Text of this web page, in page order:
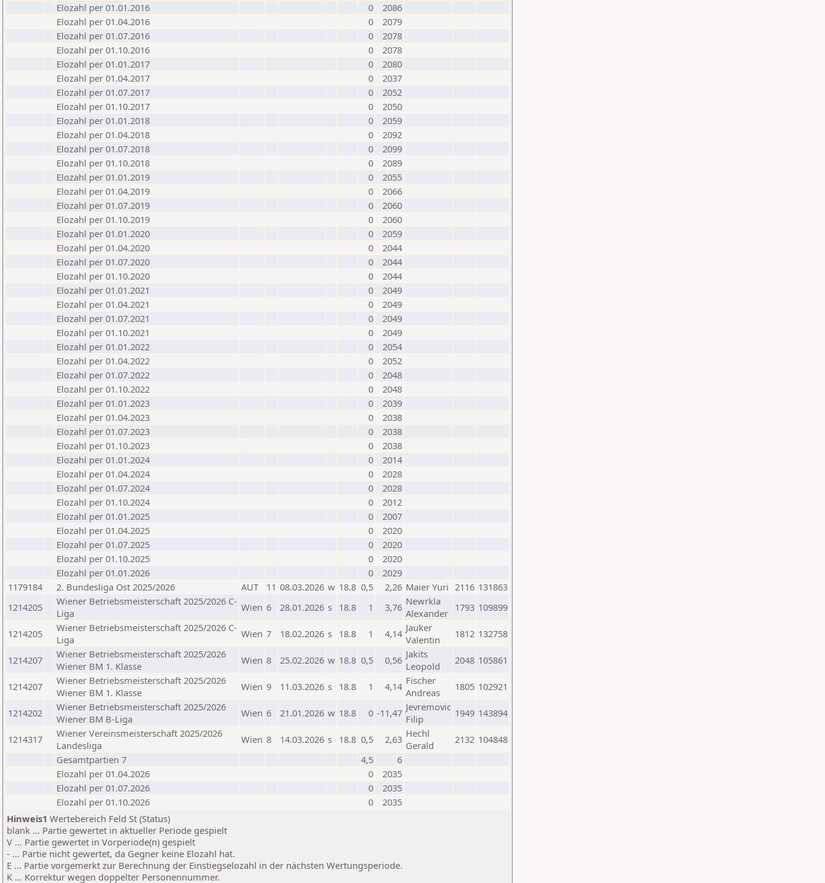
Elozahl per 01.01.2016
0
2086
Elozahl per 01.04.2016
0
2079
Elozahl per 01.07.2016
0
2078
Elozahl per 01.10.2016
0
2078
Elozahl per 01.01.2017
0
2080
Elozahl per 01.04.2017
0
2037
Elozahl per 01.07.2017
0
2052
Elozahl per 01.10.2017
0
2050
Elozahl per 01.01.2018
0
2059
Elozahl per 01.04.2018
0
2092
Elozahl per 01.07.2018
0
2099
Elozahl per 01.10.2018
0
2089
Elozahl per 01.01.2019
0
2055
Elozahl per 01.04.2019
0
2066
Elozahl per 01.07.2019
0
2060
Elozahl per 01.10.2019
0
2060
Elozahl per 01.01.2020
0
2059
Elozahl per 01.04.2020
0
2044
Elozahl per 01.07.2020
0
2044
Elozahl per 01.10.2020
0
2044
Elozahl per 01.01.2021
0
2049
Elozahl per 01.04.2021
0
2049
Elozahl per 01.07.2021
0
2049
Elozahl per 01.10.2021
0
2049
Elozahl per 01.01.2022
0
2054
Elozahl per 01.04.2022
0
2052
Elozahl per 01.07.2022
0
2048
Elozahl per 01.10.2022
0
2048
Elozahl per 01.01.2023
0
2039
Elozahl per 01.04.2023
0
2038
Elozahl per 01.07.2023
0
2038
Elozahl per 01.10.2023
0
2038
Elozahl per 01.01.2024
0
2014
Elozahl per 01.04.2024
0
2028
Elozahl per 01.07.2024
0
2028
Elozahl per 01.10.2024
0
2012
Elozahl per 01.01.2025
0
2007
Elozahl per 01.04.2025
0
2020
Elozahl per 01.07.2025
0
2020
Elozahl per 01.10.2025
0
2020
Elozahl per 01.01.2026
0
2029
1179184
2. Bundesliga Ost 2025/2026 AUT 11 08.03.2026 w 18.8 0,5 2,26 Maier Yuri 2116 131863
1214205
Wiener Betriebsmeisterschaft 2025/2026 C-
Liga
Wien 6 28.01.2026 s 18.8 1 3,76 Newrkla
Alexander 1793 109899
1214205
Wiener Betriebsmeisterschaft 2025/2026 C-
Liga
Wien 7 18.02.2026 s 18.8 1 4,14 Jauker
Valentin
1812 132758
1214207
Wiener Betriebsmeisterschaft 2025/2026
Wiener BM 1. Klasse
Wien 8 25.02.2026 w 18.8 0,5 0,56 Jakits
Leopold
2048 105861
1214207
Wiener Betriebsmeisterschaft 2025/2026
Wiener BM 1. Klasse
Wien 9 11.03.2026 s 18.8 1 4,14 Fischer
Andreas
1805 102921
1214202
Wiener Betriebsmeisterschaft 2025/2026
Wiener BM B-Liga
Wien 6 21.01.2026 w 18.8 0 -11,47 Jevremovic
Filip
1949 143894
1214317
Wiener Vereinsmeisterschaft 2025/2026
Landesliga
Wien 8 14.03.2026 s 18.8 0,5 2,63 Hechl
Gerald
2132 104848
Gesamtpartien 7
4,5
6
Elozahl per 01.04.2026
0
2035
Elozahl per 01.07.2026
0
2035
Elozahl per 01.10.2026
0
2035
Hinweis1 Wertebereich Feld St (Status)
blank ... Partie gewertet in aktueller Periode gespielt
V ... Partie gewertet in Vorperiode(n) gespielt
- ... Partie nicht gewertet, da Gegner keine Elozahl hat.
E ... Partie vorgemerkt zur Berechnung der Einstiegselozahl in der nächsten Wertungsperiode.
K ... Korrektur wegen doppelter Personennummer.